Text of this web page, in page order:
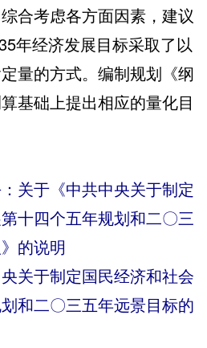
合考虑各方面因素，建议
年经济发展目标采取了以
量的方式。编制规划《纲
基础上提出相应的量化目
关于《中共中央关于制定
十四个五年规划和二〇三
的说明
关于制定国民经济和社会
和二〇三五年远景目标的